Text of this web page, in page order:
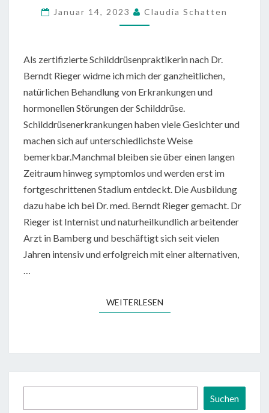
BEHANDELN
Januar 14, 2023 Claudia Schatten
Als zertifizierte Schilddrüsenpraktikerin nach Dr.
Berndt Rieger widme ich mich der ganzheitlichen,
natürlichen Behandlung von Erkrankungen und
hormonellen Störungen der Schilddrüse.
Schilddrüsenerkrankungen haben viele Gesichter und
machen sich auf unterschiedlichste Weise
bemerkbar.Manchmal bleiben sie über einen langen
Zeitraum hinweg symptomlos und werden erst im
fortgeschrittenen Stadium entdeckt. Die Ausbildung
dazu habe ich bei Dr. med. Berndt Rieger gemacht. Dr
Rieger ist Internist und naturheilkundlich arbeitender
Arzt in Bamberg und beschäftigt sich seit vielen
Jahren intensiv und erfolgreich mit einer alternativen,
…
WEITERLESENWEITERLESEN
Suchen